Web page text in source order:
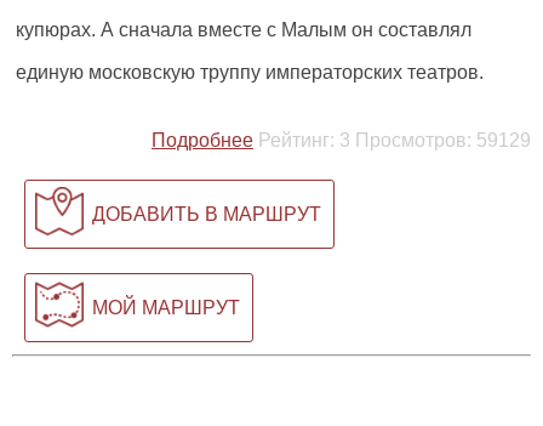
купюрах. А сначала вместе с Малым он составлял
единую московскую труппу императорских театров.
Подробнее Рейтинг: 3 Просмотров: 59129
ДОБАВИТЬ В МАРШРУТ
МОЙ МАРШРУТ